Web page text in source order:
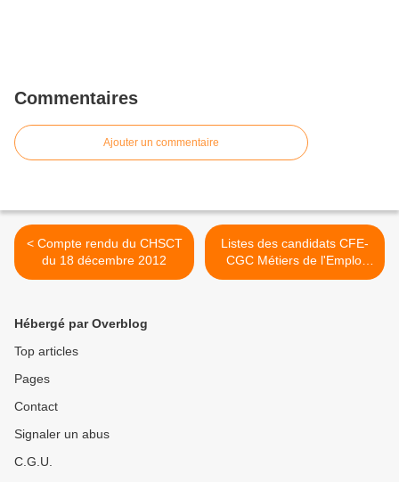
Commentaires
Ajouter un commentaire
< Compte rendu du CHSCT
du 18 décembre 2012
Listes des candidats CFE-
CGC Métiers de l'Emploi
aux élections
Hébergé par Overblog
Top articles
Pages
Contact
Signaler un abus
C.G.U.